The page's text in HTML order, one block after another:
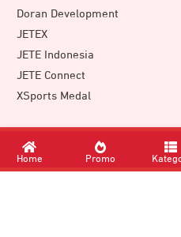
Doran Development
JETEX
JETE Indonesia
JETE Connect
XSports Medal
Download Apps
Home Promo